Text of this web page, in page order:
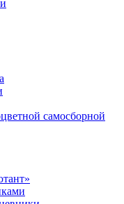
самосборной